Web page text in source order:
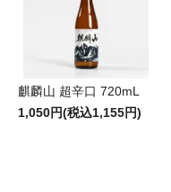
麒麟山 超辛口 720mL
1,050円(税込1,155円)